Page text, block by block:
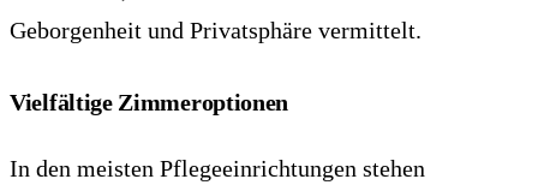
Geborgenheit und Privatsphäre vermittelt.
Vielfältige Zimmeroptionen
In den meisten Pflegeeinrichtungen stehen